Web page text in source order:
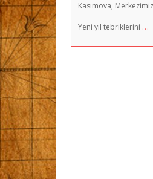
Kasımova,
Yeni yıl tebriklerini …